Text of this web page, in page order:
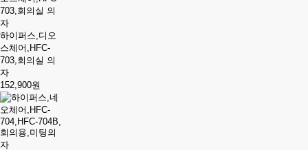
하이퍼스,디오
스체어,HFC-
703,회의실 의
자
152,900원